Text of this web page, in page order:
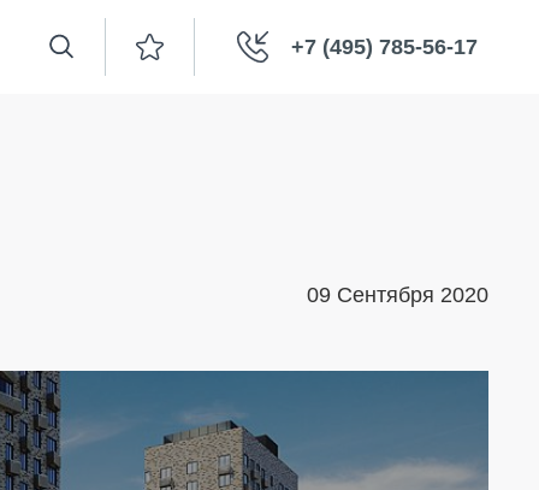
+7 (495) 785-56-17
09 Сентября 2020